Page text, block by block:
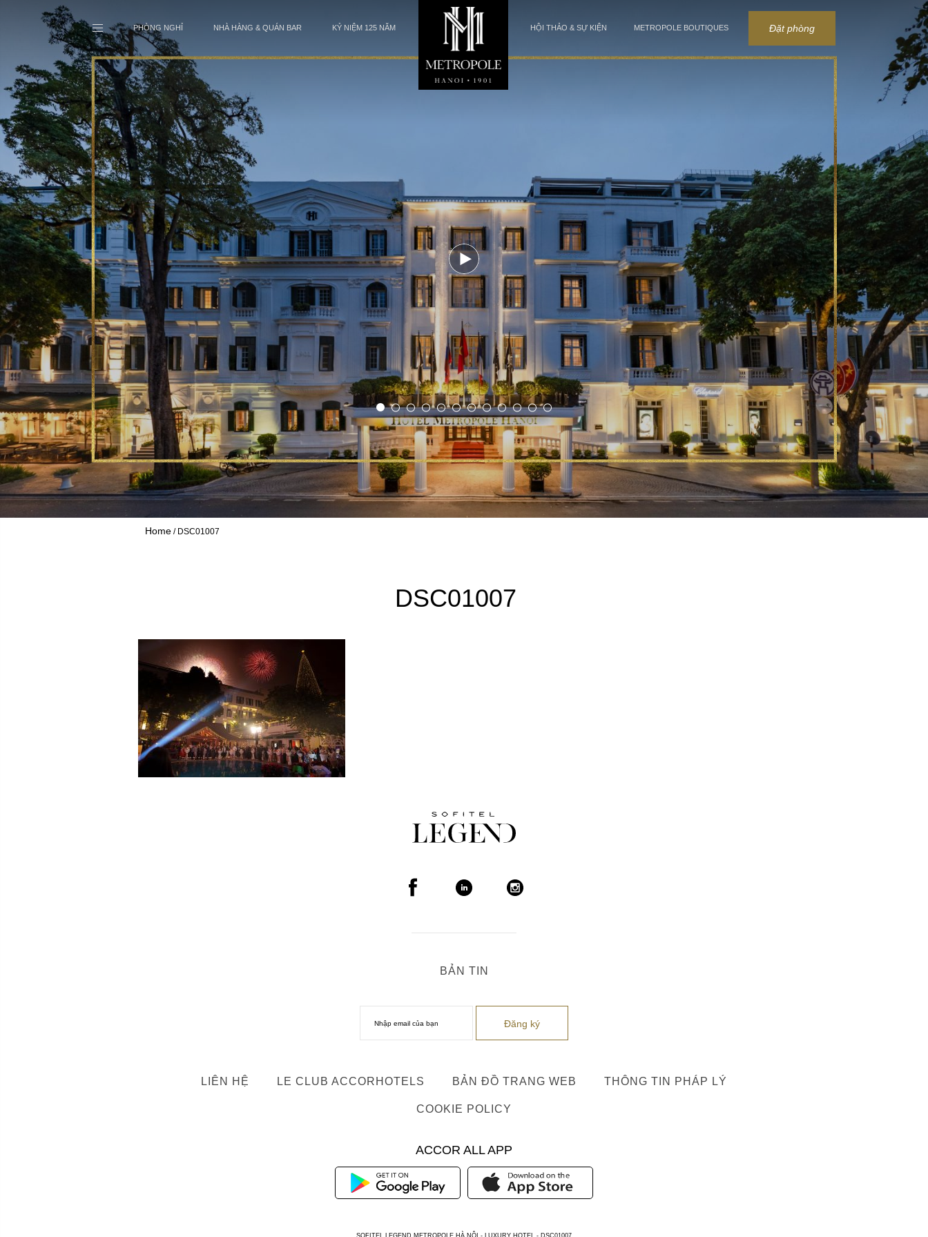
Đặt phòng
PHÒNG NGHỈ NHÀ HÀNG & QUÁN BAR KỶ NIỆM 125 NĂM HỘI THẢO & SỰ KIỆN METROPOLE BOUTIQUES
Home DSC01007
DSC01007
BẢN TIN
LIÊN HỆ LE CLUB ACCORHOTELS BẢN ĐỒ TRANG WEB THÔNG TIN PHÁP LÝ
COOKIE POLICY
ACCOR ALL APP
SOFITEL LEGEND METROPOLE HÀ NỘI - LUXURY HOTEL - DSC01007